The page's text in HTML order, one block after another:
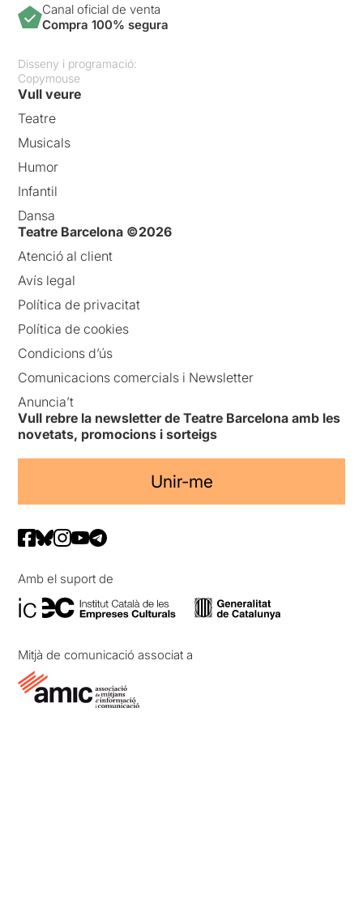
Canal oficial de venta
Compra 100% segura
Disseny i programació:
Copymouse
Vull veure
Teatre
Musicals
Humor
Infantil
Dansa
Teatre Barcelona ©2026
Atenció al client
Avís legal
Política de privacitat
Política de cookies
Condicions d’ús
Comunicacions comercials i Newsletter
Anuncia’t
Vull rebre la newsletter de Teatre Barcelona amb les
novetats, promocions i sorteigs
Unir-me
Amb el suport de
Mitjà de comunicació associat a